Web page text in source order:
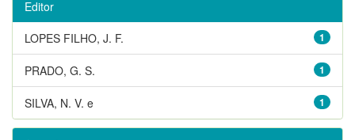
Editor
1
LOPES FILHO, J. F.
1
PRADO, G. S.
1
SILVA, N. V. e